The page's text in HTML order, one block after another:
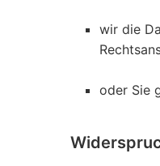
wir die
oder Sie